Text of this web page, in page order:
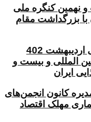
نهمین کنگره ملی
با بزرگداشت مقام
بزرگترین رویداد علمی صنایع غذایی اردیبهشت 402
المللی و بیست و
ایران
کانون انجمن‌های
مهلک اقتصاد